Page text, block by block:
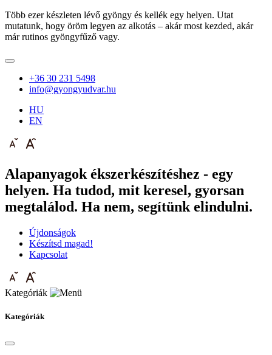
Több ezer készleten lévő gyöngy és kellék egy helyen. Utat
mutatunk, hogy öröm legyen az alkotás – akár most kezded, akár
már rutinos gyöngyfűző vagy.
+36 30 231 5498
info@gyongyudvar.hu
HU
EN
Alapanyagok ékszerkészítéshez - egy
helyen. Ha tudod, mit keresel, gyorsan
megtalálod. Ha nem, segítünk elindulni.
Újdonságok
Készítsd magad!
Kapcsolat
Kategóriák
Kategóriák